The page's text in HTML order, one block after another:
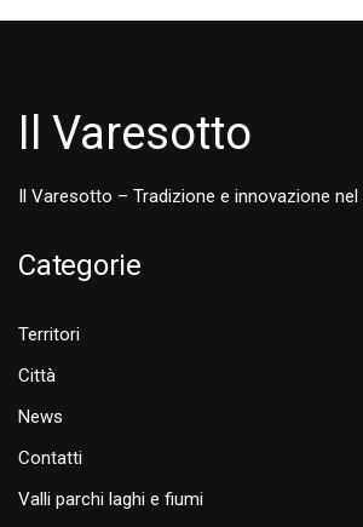
Il Varesotto
Il Varesotto – Tradizione e innovazione
Categorie
Territori
Città
News
Contatti
Valli parchi laghi e fiumi